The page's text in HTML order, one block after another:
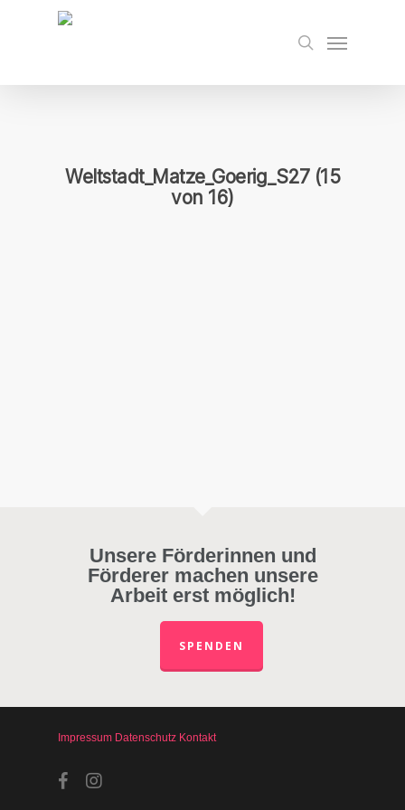
search
Menu
Weltstadt_Matze_Goerig_S27 (15
von 16)
Unsere Förderinnen und
Förderer machen unsere
Arbeit erst möglich!
SPENDEN
Impressum Datenschutz Kontakt
facebookinstagram